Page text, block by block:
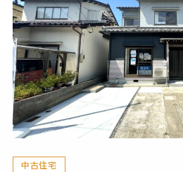
中古住宅